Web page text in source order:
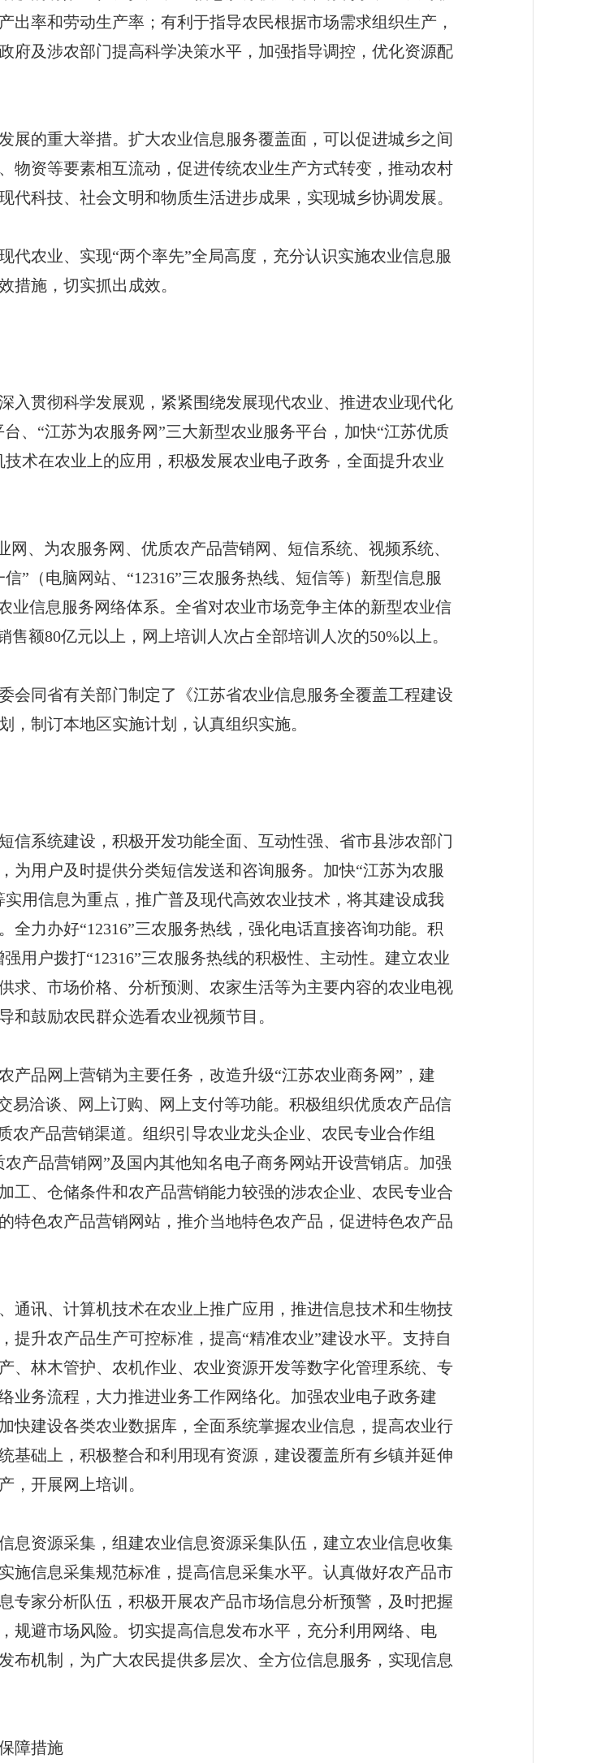
率和劳动生产率；有利于指导农民根据市场需求组织生产，
府及涉农部门提高科学决策水平，加强指导调控，优化资源配
的重大举措。扩大农业信息服务覆盖面，可以促进城乡之间
物资等要素相互流动，促进传统农业生产方式转变，推动农村
科技、社会文明和物质生活进步成果，实现城乡协调发展。
农业、实现“两个率先”全局高度，充分认识实施农业信息服
措施，切实抓出成效。
贯彻科学发展观，紧紧围绕发展现代农业、推进农业现代化
、“江苏为农服务网”三大新型农业服务平台，加快“江苏优质
术在农业上的应用，积极发展农业电子政务，全面提升农业
、为农服务网、优质农产品营销网、短信系统、视频系统、
”（电脑网站、“12316”三农服务热线、短信等）新型信息服
业信息服务网络体系。全省对农业市场竞争主体的新型农业信
额80亿元以上，网上培训人次占全部培训人次的50%以上。
同省有关部门制定了《江苏省农业信息服务全覆盖工程建设
制订本地区实施计划，认真组织实施。
系统建设，积极开发功能全面、互动性强、省市县涉农部门
为用户及时提供分类短信发送和咨询服务。加快“江苏为农服
用信息为重点，推广普及现代高效农业技术，将其建设成我
力办好“12316”三农服务热线，强化电话直接咨询功能。积
用户拨打“12316”三农服务热线的积极性、主动性。建立农业
求、市场价格、分析预测、农家生活等为主要内容的农业电视
和鼓励农民群众选看农业视频节目。
品网上营销为主要任务，改造升级“江苏农业商务网”，建
易洽谈、网上订购、网上支付等功能。积极组织优质农产品信
农产品营销渠道。组织引导农业龙头企业、农民专业合作组
产品营销网”及国内其他知名电子商务网站开设营销店。加强
工、仓储条件和农产品营销能力较强的涉农企业、农民专业合
特色农产品营销网站，推介当地特色农产品，促进特色农产品
讯、计算机技术在农业上推广应用，推进信息技术和生物技
提升农产品生产可控标准，提高“精准农业”建设水平。支持自
、林木管护、农机作业、农业资源开发等数字化管理系统、专
业务流程，大力推进业务工作网络化。加强农业电子政务建
快建设各类农业数据库，全面系统掌握农业信息，提高农业行
基础上，积极整合和利用现有资源，建设覆盖所有乡镇并延伸
，开展网上培训。
资源采集，组建农业信息资源采集队伍，建立农业信息收集
施信息采集规范标准，提高信息采集水平。认真做好农产品市
专家分析队伍，积极开展农产品市场信息分析预警，及时把握
规避市场风险。切实提高信息发布水平，充分利用网络、电
布机制，为广大农民提供多层次、全方位信息服务，实现信息
障措施